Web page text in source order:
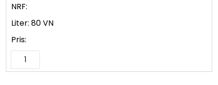
NRF:
Liter: 80 VN
Pris: